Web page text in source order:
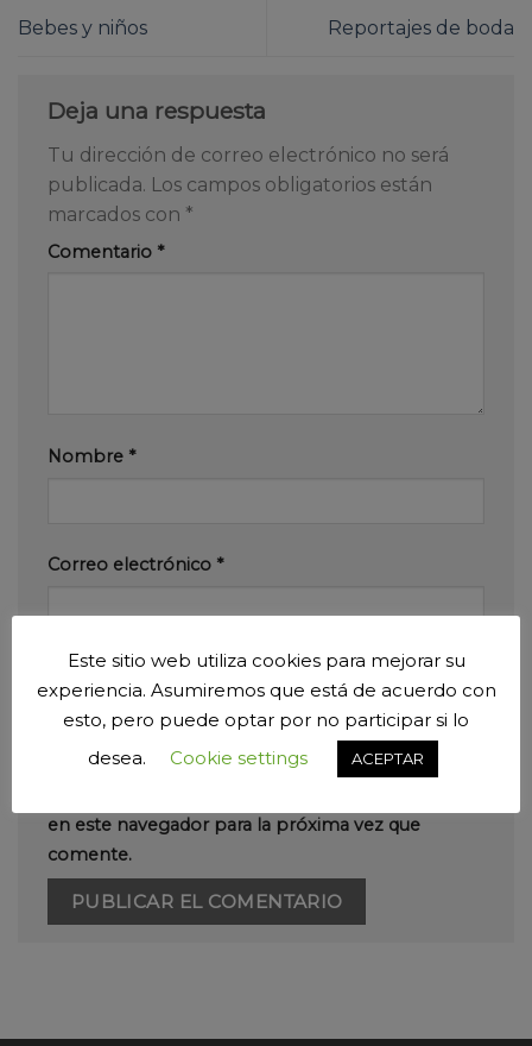
Bebes y niños Reportajes de boda
Deja una respuesta
Tu dirección de correo electrónico no será
publicada. Los campos obligatorios están
marcados con *
Comentario *
Nombre *
Correo electrónico *
Web
Guarda mi nombre, correo electrónico y web
en este navegador para la próxima vez que
comente.
Este sitio web utiliza cookies para mejorar su
experiencia. Asumiremos que está de acuerdo con
esto, pero puede optar por no participar si lo
desea.
Cookie settings ACEPTAR